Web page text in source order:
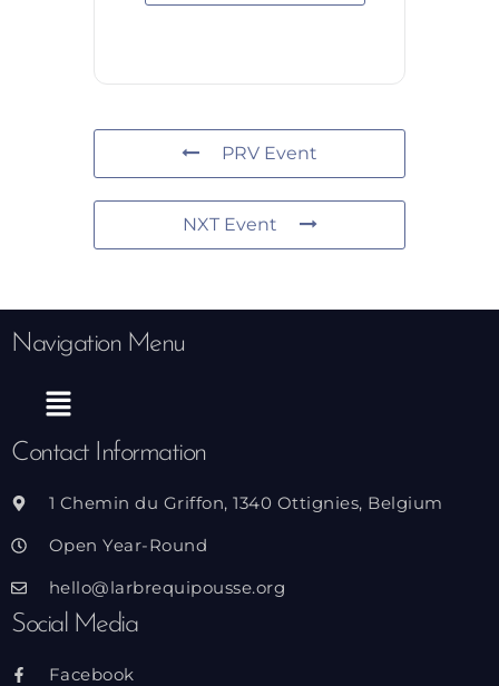
PRV Event
NXT Event
Navigation Menu
Menu
Contact Information
1 Chemin du Griffon, 1340 Ottignies, Belgium
Open Year-Round
hello@larbrequipousse.org
Social Media
Facebook